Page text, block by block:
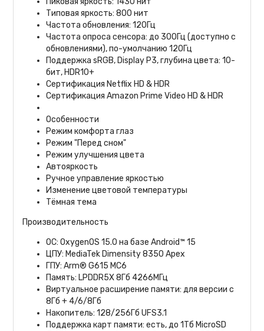
Типовая яркость: 800 нит
Частота обновления: 120Гц
Частота опроса сенсора: до 300Гц (доступно с
обновлениями), по-умолчанию 120Гц
Поддержка sRGB, Display P3, глубина цвета: 10-
бит, HDR10+
Сертификация Netflix HD & HDR
Сертификация Amazon Prime Video HD & HDR
Особенности
Режим комфорта глаз
Режим "Перед сном"
Режим улучшения цвета
Автояркость
Ручное управление яркостью
Изменение цветовой температуры
Тёмная тема
Производительность
ОС: OxygenOS 15.0 на базе Android™ 15
ЦПУ: MediaTek Dimensity 8350 Apex
ГПУ: Arm® G615 MC6
Память: LPDDR5X 8Гб 4266МГц
Виртуальное расширение памяти: для версии с
8Гб + 4/6/8Гб
Накопитель: 128/256Гб UFS3.1
Поддержка карт памяти: есть, до 1Тб MicroSD